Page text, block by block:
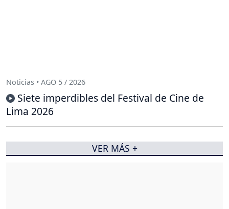
Noticias • AGO 5 / 2026
Siete imperdibles del Festival de Cine de
Lima 2026
VER MÁS +